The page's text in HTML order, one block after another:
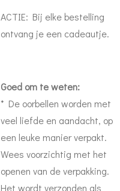
ACTIE: Bij elke bestelling
ontvang je een cadeautje.
Goed om te weten:
* De oorbellen worden met
veel liefde en aandacht, op
een leuke manier verpakt.
Wees voorzichtig met het
openen van de verpakking.
Het wordt verzonden als